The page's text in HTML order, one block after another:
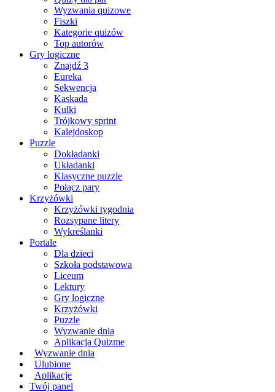
Wyzwania quizowe
Fiszki
Kategorie quizów
Top autorów
Gry logiczne
Znajdź 3
Eureka
Sekwencja
Kaskada
Kulki
Trójkowy sprint
Kalejdoskop
Puzzle
Dokładanki
Układanki
Klasyczne puzzle
Połącz pary
Krzyżówki
Krzyżówki tygodnia
Rozsypane litery
Wykreślanki
Portale
Dla dzieci
Szkoła podstawowa
Liceum
Lektury
Gry logiczne
Krzyżówki
Puzzle
Wyzwanie dnia
Aplikacja Quizme
Wyzwanie dnia
Ulubione
Aplikacje
Twój panel